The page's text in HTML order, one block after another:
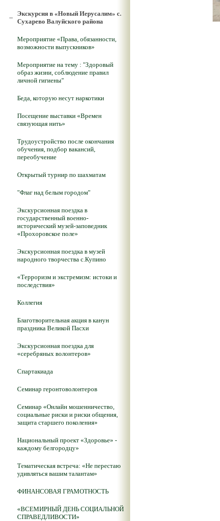
Экскурсия в «Новый Иерусалим» с.
Сухарево Валуйского района
Мероприятие «Права, обязанности,
возможности выпускников»
Мероприятие на тему : "Здоровый
образ жизни, соблюдение правил
личной гигиены"
Беда, которую несут наркотики
Посещение выставки «Времен
связующая нить»
Трудоустройство после окончания
обучения, подбор вакансий,
переобучение
Открытый турнир по шахматам
"Флаг над белым городом"
Экскурсионная поездка в
государственный военно-
исторический музей-заповедник
«Прохоровское поле»
Экскурсионная поездка в музей
народного творчества с.Купино
«Терроризм и экстремизм: истоки и
последствия»
Коллегия
Благотворительная акция в канун
праздника Великой Пасхи
Экскурсионная поездка для
«серебряных волонтеров»
Спартакиада
Семинар геронтоволонтеров
Семинар «Онлайн мошенничество,
социальные риски и риски общения,
защита старшего поколения»
Национальный проект «Здоровье» -
каждому белгородцу»
Тематическая встреча: «Не перестаю
удивляться вашим талантам»
ФИНАНСОВАЯ ГРАМОТНОСТЬ
«ВСЕМИРНЫЙ ДЕНЬ СОЦИАЛЬНОЙ
СПРАВЕДЛИВОСТИ»